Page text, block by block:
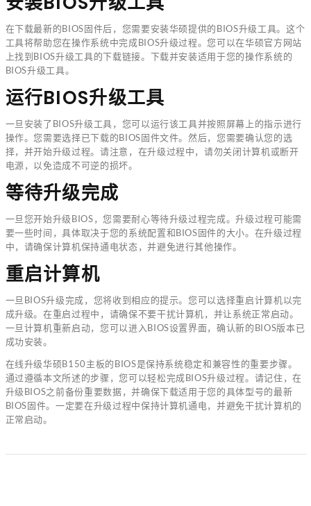
在下载最新的BIOS固件后，您需要安装华硕提供的BIOS升级工具。这个
工具将帮助您在操作系统中完成BIOS升级过程。您可以在华硕官方网站
上找到BIOS升级工具的下载链接。下载并安装适用于您的操作系统的
BIOS升级工具。
运行BIOS升级工具
一旦安装了BIOS升级工具，您可以运行该工具并按照屏幕上的指示进行
操作。您需要选择已下载的BIOS固件文件。然后，您需要确认您的选
择，并开始升级过程。请注意，在升级过程中，请勿关闭计算机或断开
电源，以免造成不可逆的损坏。
等待升级完成
一旦您开始升级BIOS，您需要耐心等待升级过程完成。升级过程可能需
要一些时间，具体取决于您的系统配置和BIOS固件的大小。在升级过程
中，请确保计算机保持通电状态，并避免进行其他操作。
重启计算机
一旦BIOS升级完成，您将收到相应的提示。您可以选择重启计算机以完
成升级。在重启过程中，请确保不要干扰计算机，并让系统正常启动。
一旦计算机重新启动，您可以进入BIOS设置界面，确认新的BIOS版本已
成功安装。
在线升级华硕B150主板的BIOS是保持系统稳定和兼容性的重要步骤。
通过遵循本文所述的步骤，您可以轻松完成BIOS升级过程。请记住，在
升级BIOS之前备份重要数据，并确保下载适用于您的具体型号的最新
BIOS固件。一定要在升级过程中保持计算机通电，并避免干扰计算机的
正常启动。